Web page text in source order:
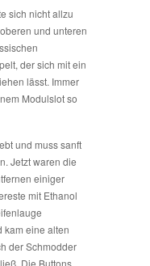
sich nicht allzu
und unteren
der sich mit ein
lässt. Immer
Modulslot so
und muss sanft
Jetzt waren die
einiger
mit Ethanol
kam eine alten
der Schmodder
Die Buttons